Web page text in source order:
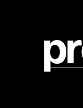
pr